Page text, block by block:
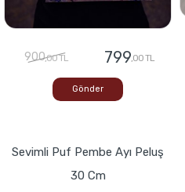
900,00 TL 799,00 TL
Gönder
Sevimli Puf Pembe Ayı Peluş
30 Cm